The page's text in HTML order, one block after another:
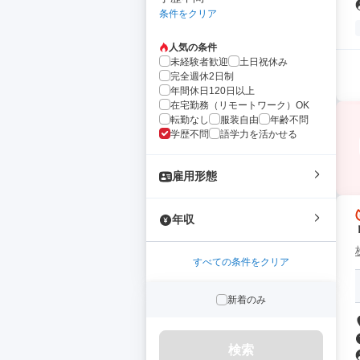
条件をクリア
人気の条件
未経験者歓迎
土日祝休み
完全週休2日制
年間休日120日以上
在宅勤務（リモートワーク）OK
転勤なし
服装自由
年齢不問
学歴不問
語学力を活かせる
雇用形態
年収
すべての条件をクリア
新着のみ
検索